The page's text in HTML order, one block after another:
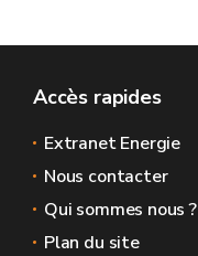
Accès rapides
Extranet Energie
Nous contacter
Qui sommes nous ?
Plan du site